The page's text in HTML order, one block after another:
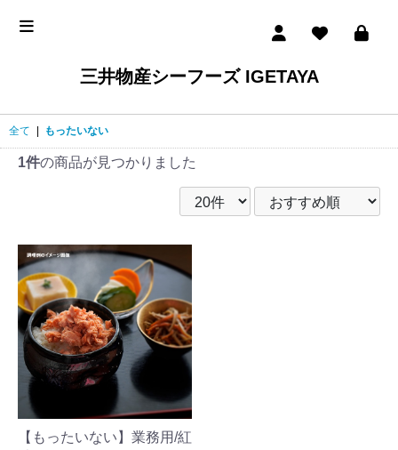
三井物産シーフーズ IGETAYA
全て もったいない
1件の商品が見つかりました
【もったいない】業務用/紅